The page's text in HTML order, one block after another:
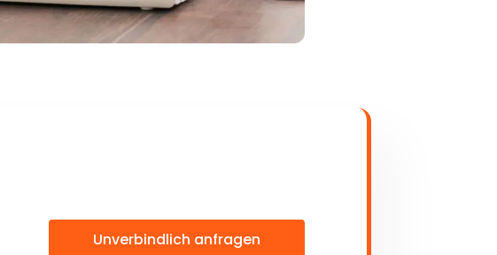
Unverbindlich anfragen